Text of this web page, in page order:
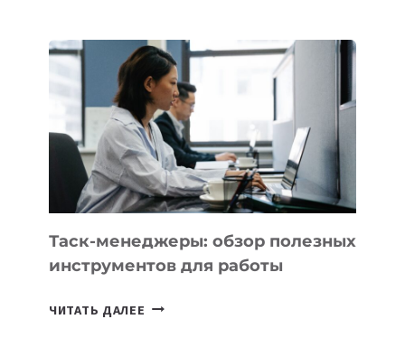
БИЗНЕСА:
КАКИЕ
3
ЗАДАЧИ
ЕМУ
МОЖНО
ПОРУЧИТЬ
УЖЕ
Таск-менеджеры: обзор полезных
инструментов для работы
ЧИТАТЬ ДАЛЕЕ ТАСК-